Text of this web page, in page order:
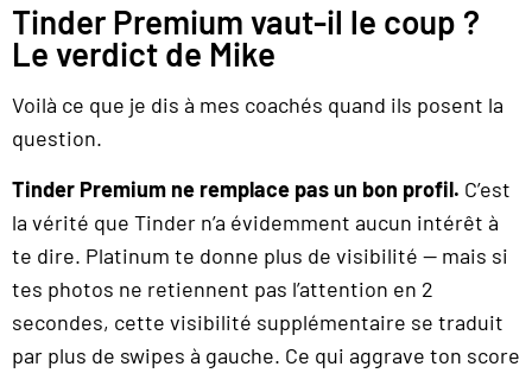
Tinder Premium vaut-il le coup ?
Le verdict de Mike
Voilà ce que je dis à mes coachés quand ils posent la
question.
Tinder Premium ne remplace pas un bon profil. C’est
la vérité que Tinder n’a évidemment aucun intérêt à
te dire. Platinum te donne plus de visibilité — mais si
tes photos ne retiennent pas l’attention en 2
secondes, cette visibilité supplémentaire se traduit
par plus de swipes à gauche. Ce qui aggrave ton score